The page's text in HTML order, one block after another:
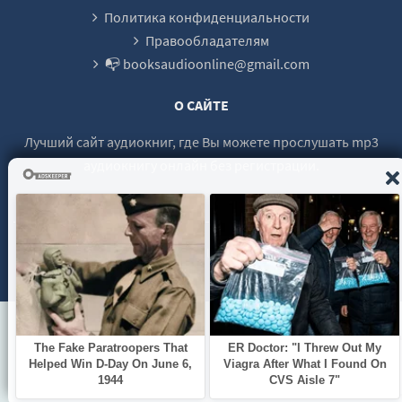
Политика конфиденциальности
Правообладателям
📭 booksaudioonline@gmail.com
О САЙТЕ
Лучший сайт аудиокниг, где Вы можете прослушать mp3
© 2021 - 2026 booksaudio-online.com Все права защищены.